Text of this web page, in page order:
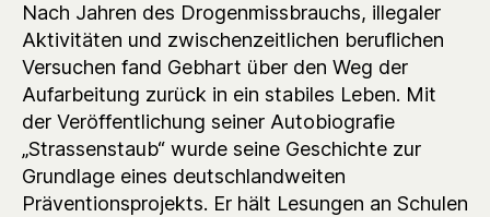
Nach Jahren des Drogenmissbrauchs, illegaler
Aktivitäten und zwischenzeitlichen beruflichen
Versuchen fand Gebhart über den Weg der
Aufarbeitung zurück in ein stabiles Leben. Mit
der Veröffentlichung seiner Autobiografie
„Strassenstaub“ wurde seine Geschichte zur
Grundlage eines deutschlandweiten
Präventionsprojekts. Er hält Lesungen an Schulen